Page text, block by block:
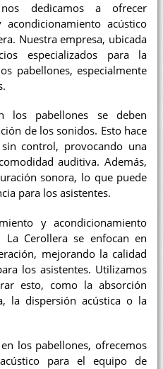
dedicamos a ofrecer
acústico
Nuestra empresa, ubicada
especializados para la
pabellones, especialmente
los pabellones se deben
de los sonidos. Esto hace
control, provocando una
auditiva. Además,
sonora, lo que puede
para los asistentes.
y acondicionamiento
La Cerollera se enfocan en
mejorando la calidad
los asistentes. Utilizamos
esto, como la absorción
la dispersión acústica o la
los pabellones, ofrecemos
para el equipo de